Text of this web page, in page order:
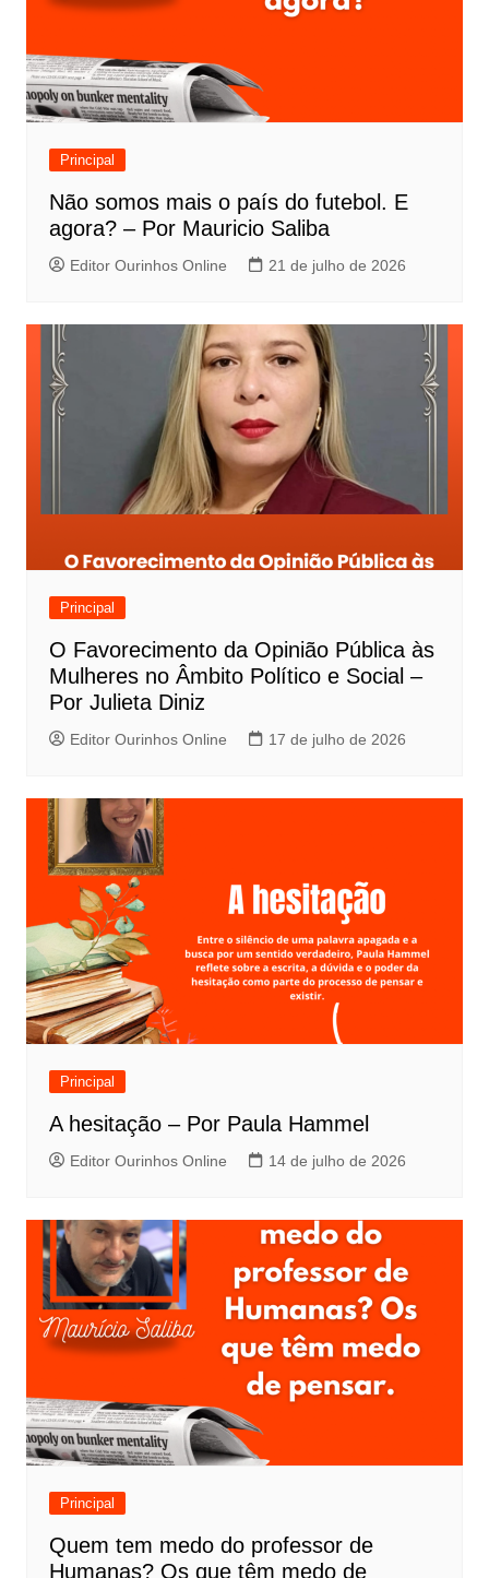
Principal
Não somos mais o país do futebol. E
agora? – Por Mauricio Saliba
Editor Ourinhos Online 21 de julho de 2026
Principal
O Favorecimento da Opinião Pública às
Mulheres no Âmbito Político e Social –
Por Julieta Diniz
Editor Ourinhos Online 17 de julho de 2026
Principal
A hesitação – Por Paula Hammel
Editor Ourinhos Online 14 de julho de 2026
Principal
Quem tem medo do professor de
Humanas? Os que têm medo de